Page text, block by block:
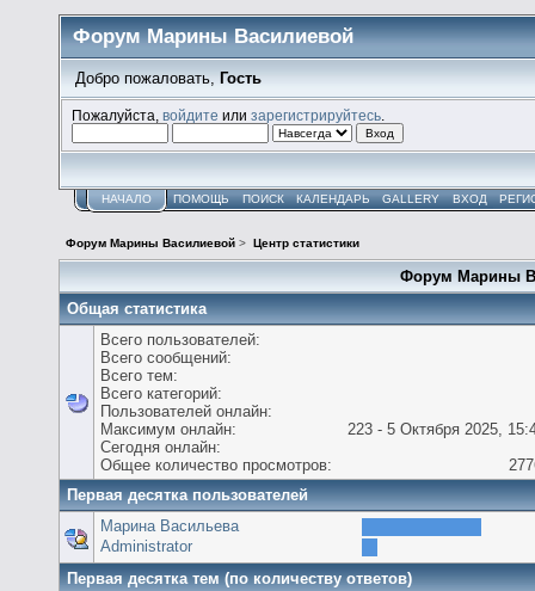
Форум Марины Василиевой
Добро пожаловать, Гость
Пожалуйста,войдите илизарегистрируйтесь
НАЧАЛО ПОМОЩЬ ПОИСК КАЛЕНДАРЬ GALLERY ВХОД
Форум Марины Василиевой > Центр статистики
Форум Марины
Общая статистика
Всего пользователей:
Всего сообщений:
Всего тем:
Всего категорий:
Пользователей онлайн:
Максимум онлайн:
223 - 5 Октября 2025,
Сегодня онлайн:
Общее количество просмотров:
Первая десятка пользователей
Марина Васильева
Administrator
Первая десятка тем (по количеству ответов)